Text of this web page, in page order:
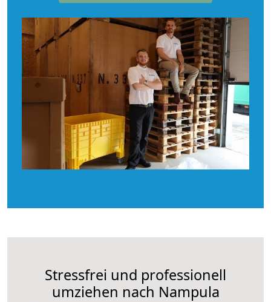
Stressfrei und professionell
umziehen nach Nampula